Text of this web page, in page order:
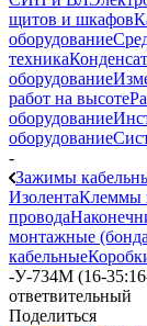
щитов и шкафов
оборудование
техника
оборудование
работ на высоте
оборудование
оборудование
-
Зажимы
ИзолентаКлеммы
провода
монтажные
кабельные
-У-734М (16-
ответвительный
Поделиться